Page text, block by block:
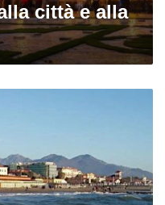
città e alla